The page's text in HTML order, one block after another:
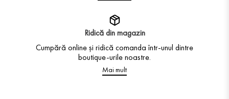
Ridică din magazin
Cumpără online și ridică comanda într-unul dintre
boutique-urile noastre.
Mai mult